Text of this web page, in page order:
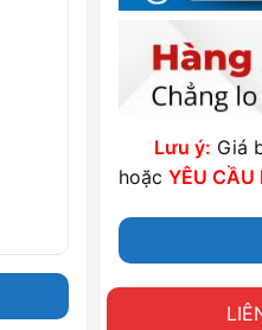
Lưu ý: Giá
hoặcYÊU CẦU